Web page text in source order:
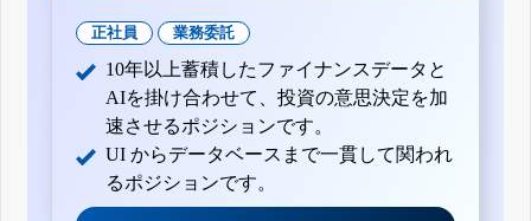
正社員 業務委託
10年以上蓄積したファイナンスデータと
AIを掛け合わせて、投資の意思決定を加
速させるポジションです。
UI からデータベースまで一貫して関われ
るポジションです。